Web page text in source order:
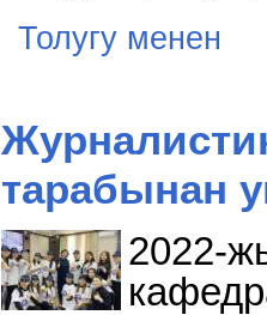
Толугу менен
тарабынан